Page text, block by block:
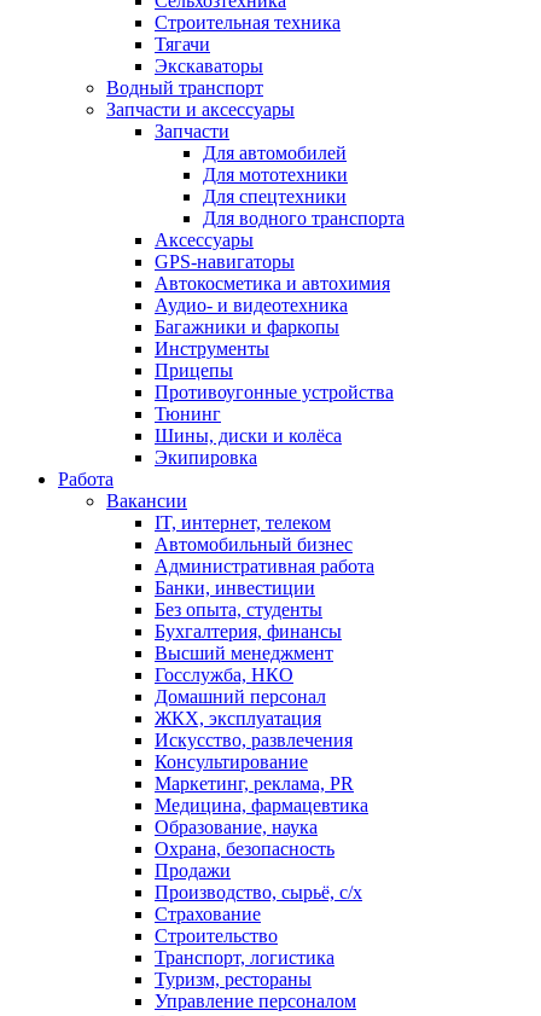
Строительная техника
Тягачи
Экскаваторы
Водный транспорт
Запчасти и аксессуары
Запчасти
Для автомобилей
Для мототехники
Для спецтехники
Для водного транспорта
Аксессуары
GPS-навигаторы
Автокосметика и автохимия
Аудио- и видеотехника
Багажники и фаркопы
Инструменты
Прицепы
Противоугонные устройства
Тюнинг
Шины, диски и колёса
Экипировка
Работа
Вакансии
IT, интернет, телеком
Автомобильный бизнес
Административная работа
Банки, инвестиции
Без опыта, студенты
Бухгалтерия, финансы
Высший менеджмент
Госслужба, НКО
Домашний персонал
ЖКХ, эксплуатация
Искусство, развлечения
Консультирование
Маркетинг, реклама, PR
Медицина, фармацевтика
Образование, наука
Охрана, безопасность
Продажи
Производство, сырьё, с/х
Страхование
Строительство
Транспорт, логистика
Туризм, рестораны
Управление персоналом